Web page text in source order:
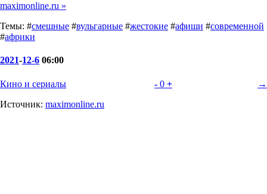
maximonline.ru »
Темы: #смешные #вульгарные #жестокие #афиши #современной
#африки
2021-12-6 06:00
Кино и сериалы - 0 +
→
Источник: maximonline.ru